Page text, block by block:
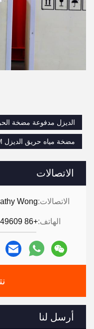
الاتصالات
الاتصالات:Wong
الهاتف:+86 18627949609
أرسل لنا
الديزل مدفوعة مضخة
مضخة مياه حريق الديزل UL FM